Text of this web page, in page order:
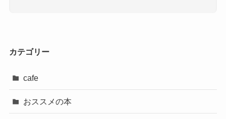
カテゴリー
cafe
おススメの本